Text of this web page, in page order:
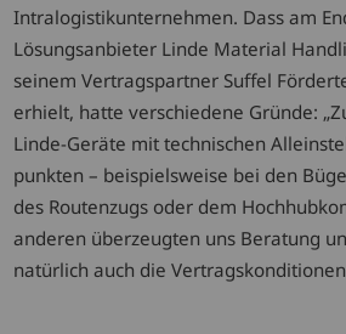
Intralogistikunternehmen. Dass am
Lösungsanbieter Linde Material
seinem Vertragspartner Suffel
erhielt, hatte verschiedene Gründe:
Linde-Geräte mit technischen
punkten – beispielsweise bei den
des Routenzugs oder dem
anderen überzeugten uns Beratung
natürlich auch die